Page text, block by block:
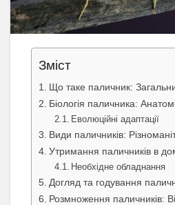
Зміст
Що таке паличник:
Біологія паличника:
Еволюційні адаптації
Види паличників:
Утримання паличників в
Необхідне обладнання
Догляд та годування
Розмноження паличників: